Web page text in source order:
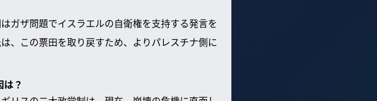
ガザ問題でイスラエルの自衛権を支持する発言を
、この票田を取り戻すため、よりパレスチナ側に
？